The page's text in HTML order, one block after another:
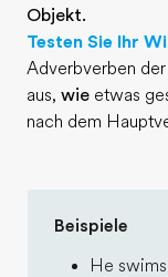
Über uns
Karriere
Objekt.
Testen Sie Ihr
Adverbverben
aus, wie etwas
nach dem
Beispiele
He swims